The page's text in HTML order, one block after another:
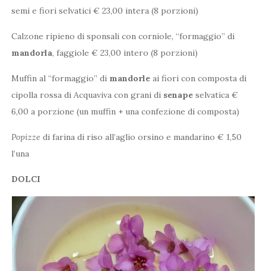
semi e fiori selvatici € 23,00 intera (8 porzioni)
Calzone ripieno di sponsali con corniole, “formaggio” di
mandorla, faggiole € 23,00 intero (8 porzioni)
Muffin al “formaggio” di mandorle ai fiori con composta di
cipolla rossa di Acquaviva con grani di senape selvatica €
6,00 a porzione (un muffin + una confezione di composta)
Popizze di farina di riso all’aglio orsino e mandarino € 1,50
l’una
DOLCI